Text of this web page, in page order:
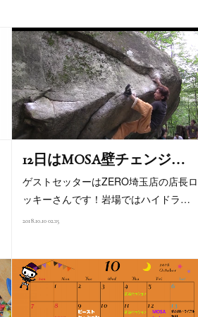
12日はMOSA壁チェンジ…
ゲストセッターはZERO埼玉店の店長ロ
ッキーさんです！岩場ではハイドラ…
2018.10.10 02:15